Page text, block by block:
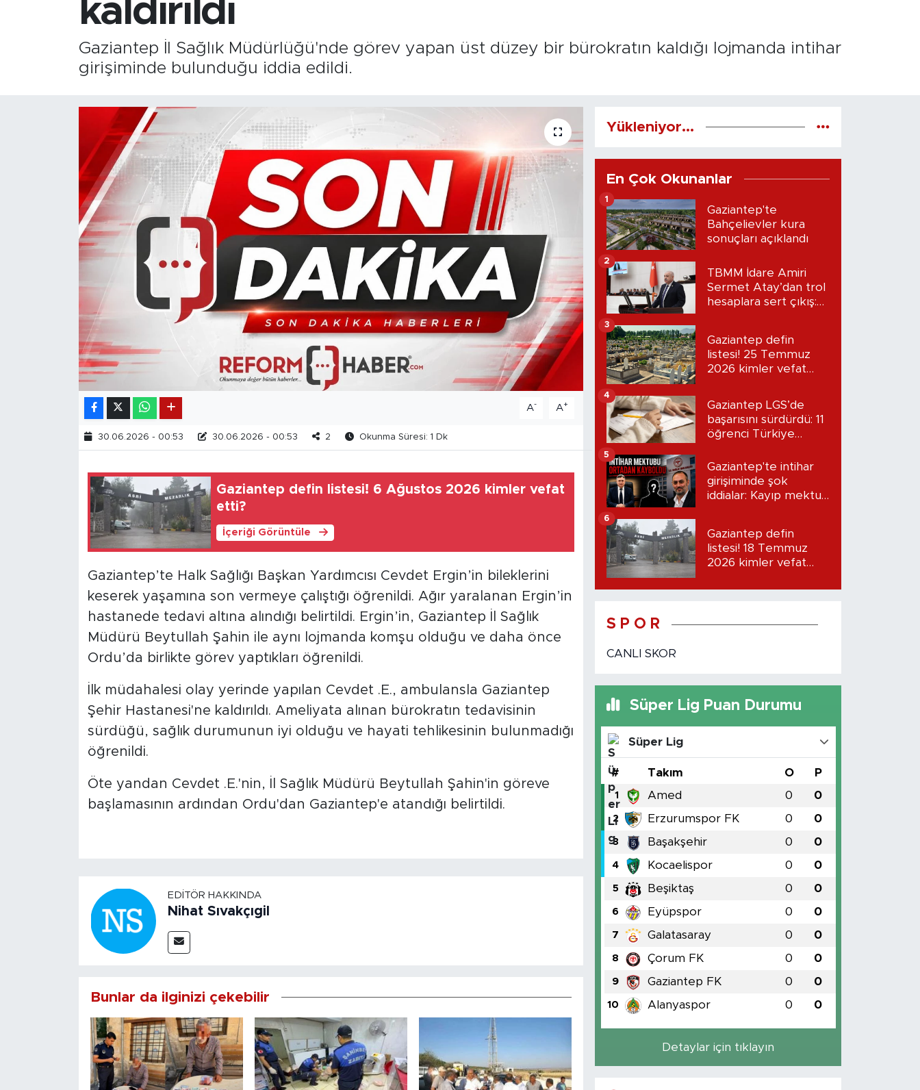
kaldırıldı
Gaziantep İl Sağlık Müdürlüğü'nde görev yapan üst düzey bir bürokratın kaldığı lojmanda intihar
girişiminde bulunduğu iddia edildi.
A- A+
30.06.2026 - 00:53 30.06.2026 - 00:53 2 Okunma Süresi: 1 Dk
Gaziantep defin listesi! 6 Ağustos 2026 kimler vefat
etti?
İçeriği Görüntüle
Gaziantep’te Halk Sağlığı Başkan Yardımcısı Cevdet Ergin’in bileklerini
keserek yaşamına son vermeye çalıştığı öğrenildi. Ağır yaralanan Ergin’in
hastanede tedavi altına alındığı belirtildi. Ergin’in, Gaziantep İl Sağlık
Müdürü Beytullah Şahin ile aynı lojmanda komşu olduğu ve daha önce
Ordu’da birlikte görev yaptıkları öğrenildi.
İlk müdahalesi olay yerinde yapılan Cevdet .E., ambulansla Gaziantep
Şehir Hastanesi'ne kaldırıldı. Ameliyata alınan bürokratın tedavisinin
sürdüğü, sağlık durumunun iyi olduğu ve hayati tehlikesinin bulunmadığı
öğrenildi.
Öte yandan Cevdet .E.'nin, İl Sağlık Müdürü Beytullah Şahin'in göreve
başlamasının ardından Ordu'dan Gaziantep'e atandığı belirtildi.
EDITÖR HAKKINDA
Nihat Sıvakçıgil
Bunlar da ilginizi çekebilir
Yükleniyor...
En Çok Okunanlar
Gaziantep'te
Bahçelievler kura
sonuçları açıklandı
1
TBMM İdare Amiri
Sermet Atay’dan trol
hesaplara sert çıkış:
2
Gaziantep defin
listesi! 25 Temmuz
2026 kimler vefat
3
Gaziantep LGS’de
başarısını sürdürdü: 11
öğrenci Türkiye
4
Gaziantep'te intihar
girişiminde şok
iddialar: Kayıp mektup
5
Gaziantep defin
listesi! 18 Temmuz
2026 kimler vefat
6
S P O R
CANLI SKOR
Süper Lig Puan Durumu
Süper Lig
# Takım O P
1 Amed 0 0
2 Erzurumspor FK 0 0
3 Başakşehir 0 0
4 Kocaelispor 0 0
5 Beşiktaş 0 0
6 Eyüpspor 0 0
7 Galatasaray 0 0
8 Çorum FK 0 0
9 Gaziantep FK 0 0
10 Alanyaspor 0 0
Detaylar için tıklayın